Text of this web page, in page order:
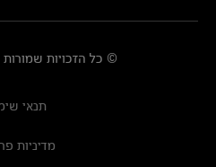
© כל הזכויות
תנאי
מדיניות